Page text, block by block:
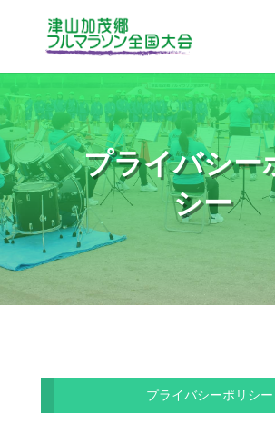
プライバシー
シー
プライバシーポリシー